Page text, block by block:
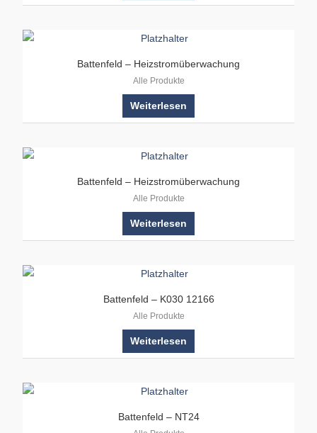
Battenfeld – Heizstromüberwachung
Alle Produkte
Weiterlesen
Battenfeld – Heizstromüberwachung
Alle Produkte
Weiterlesen
Battenfeld – K030 12166
Alle Produkte
Weiterlesen
Battenfeld – NT24